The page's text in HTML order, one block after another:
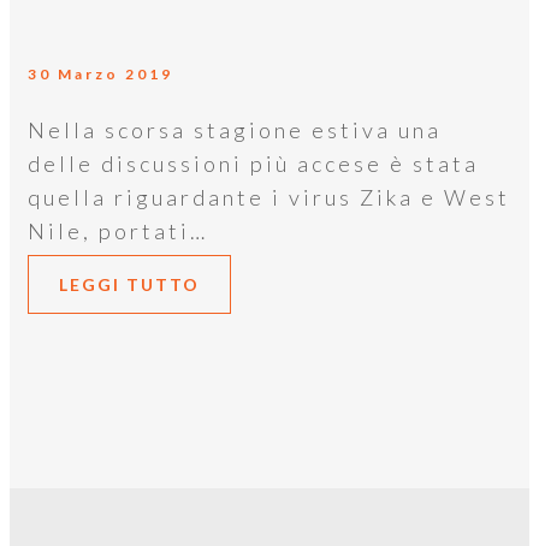
30 Marzo 2019
Nella scorsa stagione estiva una
delle discussioni più accese è stata
quella riguardante i virus Zika e West
Nile, portati…
LEGGI TUTTO